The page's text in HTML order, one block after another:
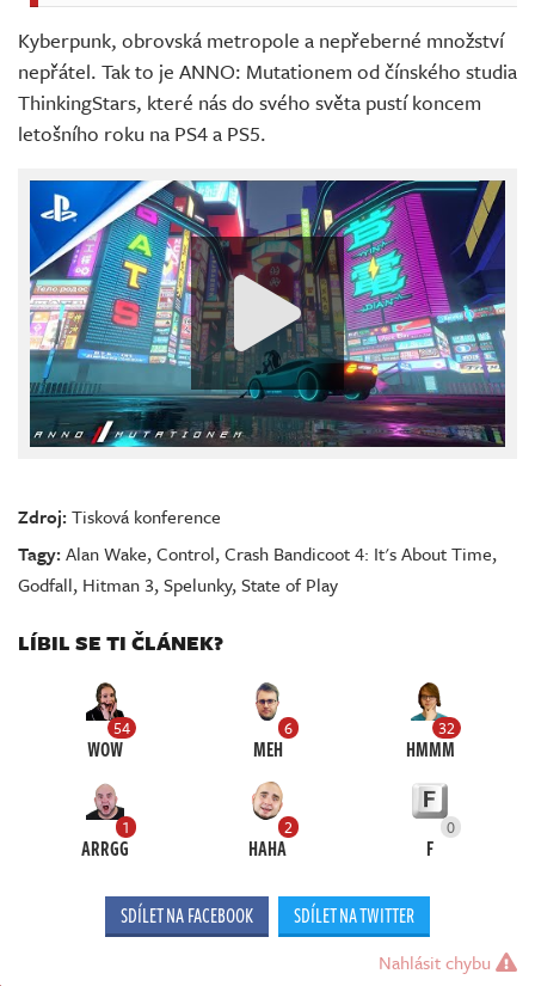
Kyberpunk, obrovská metropole a nepřeberné množství
nepřátel. Tak to je ANNO: Mutationem od čínského studia
ThinkingStars, které nás do svého světa pustí koncem
letošního roku na PS4 a PS5.
Zdroj:Tisková konference
Tagy:Alan Wake,Control,Crash Bandicoot 4: It's About Time,
Godfall, Hitman 3,Spelunky,State of Play
LÍBIL SE TI ČLÁNEK?
54
WOW
6
MEH
32
HMMM
1
ARRGG
2
HAHA
0
F
SDÍLET NA FACEBOOK SDÍLET NA TWITTER
Nahlásit chybu